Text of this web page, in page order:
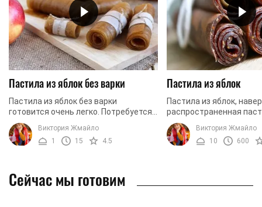
Пастила из яблок без варки
Пастила из яблок без варки
готовится очень легко. Потребуется
немного времени, чтобы подготовить
пюре, а остальное сделает
специальная сушилка. В ...
Виктория Жмайло
1
15 4.5
Пастила из яблок
Пастила из яблок,
распространенная
это именно те фрукты,
меньше всего склонны
как, к примеру, ...
Виктория Жмайло
10
600
Сейчас мы готовим